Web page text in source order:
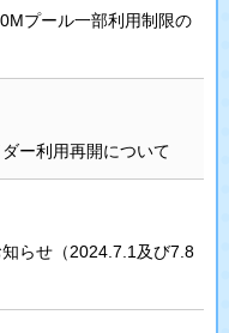
プール一部利用制限の
ー利用再開について
らせ（2024.7.1及び7.8